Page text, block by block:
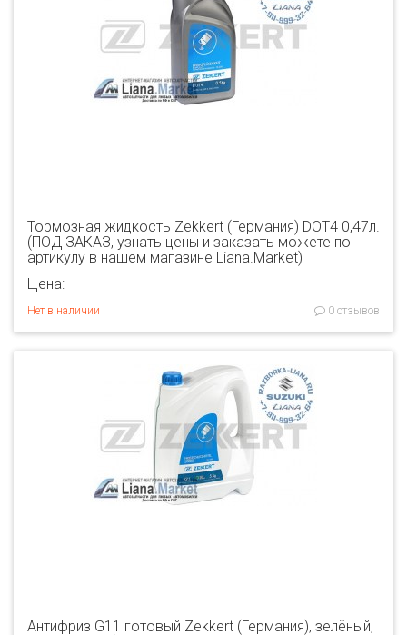
Тормозная жидкость Zekkert (Германия) DOT4 0,47л.
(ПОД ЗАКАЗ, узнать цены и заказать можете по
артикулу в нашем магазине Liana.Market)
Цена:
Нет в наличии 0 отзывов
Антифриз G11 готовый Zekkert (Германия), зелёный,